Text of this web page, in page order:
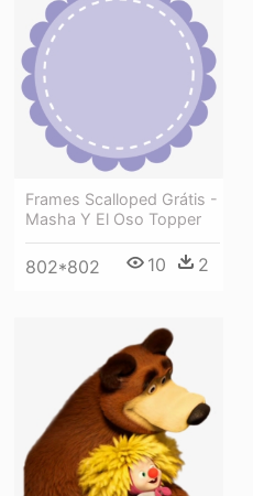
Frames Scalloped Grátis -
Masha Y El Oso Topper
802*802 10 2